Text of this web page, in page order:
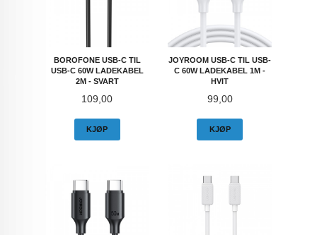
BOROFONE USB-C TIL
USB-C 60W LADEKABEL
2M - SVART
Pris
109,00
KJØP
JOYROOM USB-C TIL USB-
C 60W LADEKABEL 1M -
HVIT
Pris
99,00
KJØP